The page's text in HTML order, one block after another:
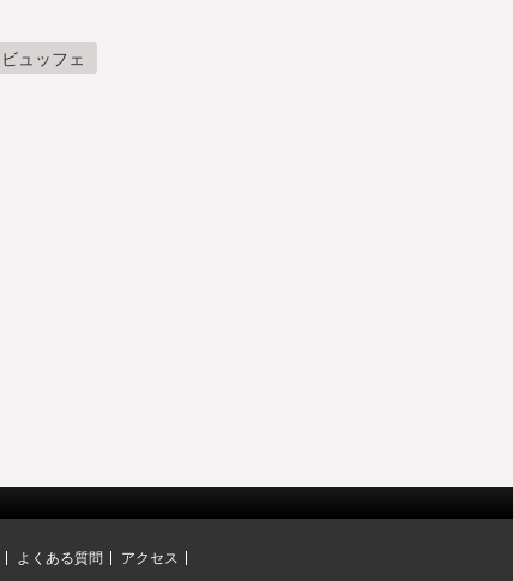
ビュッフェ
よくある質問 アクセス